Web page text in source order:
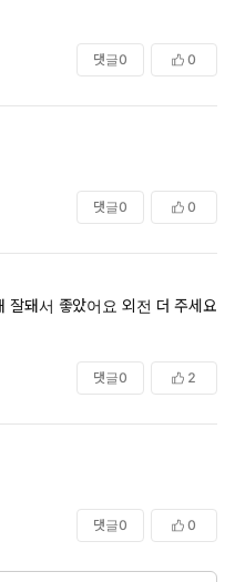
댓글0 0
댓글0 0
잘돼서 좋았어요 외전 더 주세요
댓글0 2
댓글0 0